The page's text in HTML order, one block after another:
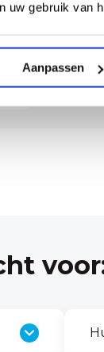
uw gebruik van
Aanpassen